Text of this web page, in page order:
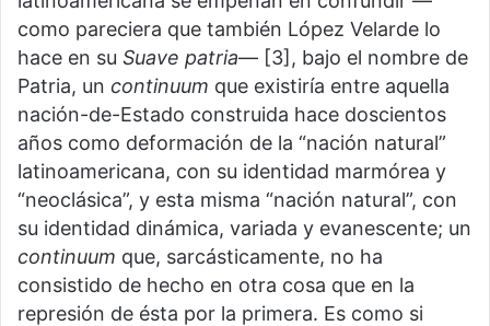
como pareciera que también López Velarde lo
hace en su Suave patria— [3], bajo el nombre de
Patria, un continuum que existiría entre aquella
nación-de-Estado construida hace doscientos
años como deformación de la “nación natural”
latinoamericana, con su identidad marmórea y
“neoclásica”, y esta misma “nación natural”, con
su identidad dinámica, variada y evanescente; un
continuum que, sarcásticamente, no ha
consistido de hecho en otra cosa que en la
represión de ésta por la primera. Es como si